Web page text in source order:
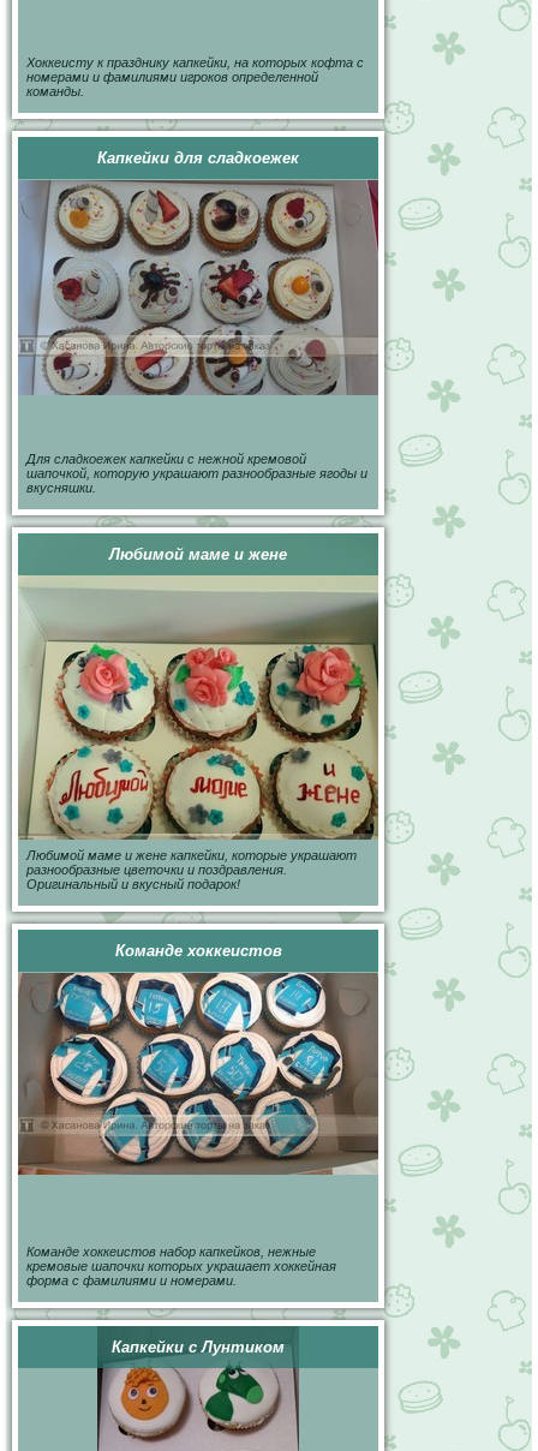
Хоккеисту к празднику капкейки, на которых кофта с
номерами и фамилиями игроков определенной
команды.
Капкейки для сладкоежек
Для сладкоежек капкейки с нежной кремовой
шапочкой, которую украшают разнообразные ягоды и
вкусняшки.
Любимой маме и жене
Любимой маме и жене капкейки, которые украшают
разнообразные цветочки и поздравления.
Оригинальный и вкусный подарок!
Команде хоккеистов
Команде хоккеистов набор капкейков, нежные
кремовые шапочки которых украшает хоккейная
форма с фамилиями и номерами.
Капкейки с Лунтиком